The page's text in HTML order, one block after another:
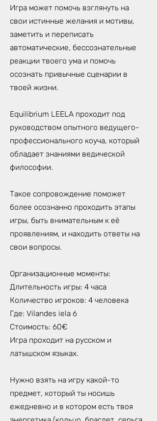
Игра может помочь взглянуть на
свои истинные желания и мотивы,
заметить и переписать
автоматические, бессознательные
реакции твоего ума и помочь
осознать привычные сценарии в
твоей жизни.
Equilibrium LEELA проходит под
руководством опытного ведущего-
профессионального коуча, который
обладает знаниями ведической
философии.
Такое сопровождение поможет
более осознанно проходить этапы
игры, быть внимательным к её
проявлениям, и находить ответы на
свои вопросы.
Организационные моменты:
Длительность игры: 4 часа
Количество игроков: 4 человека
Где: Vilandes iela 6
Стоимость: 60€
Игра проходит на русском и
латышском языках.
Нужно взять на игру какой-то
предмет, который ты носишь
ежедневно и в котором есть твоя